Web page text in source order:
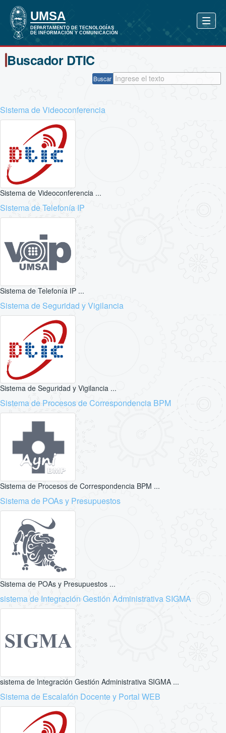
Buscador DTIC
Buscar
Sistema de Videoconferencia
Sistema de Videoconferencia ...
Sistema de Telefonía IP
Sistema de Telefonía IP ...
Sistema de Seguridad y Vigilancia
Sistema de Seguridad y Vigilancia ...
Sistema de Procesos de Correspondencia BPM
Sistema de Procesos de Correspondencia BPM ...
Sistema de POAs y Presupuestos
Sistema de POAs y Presupuestos ...
sistema de Integración Gestión Administrativa SIGMA
sistema de Integración Gestión Administrativa SIGMA ...
Sistema de Escalafón Docente y Portal WEB